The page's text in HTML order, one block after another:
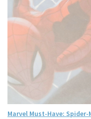
Marvel Must-Have: